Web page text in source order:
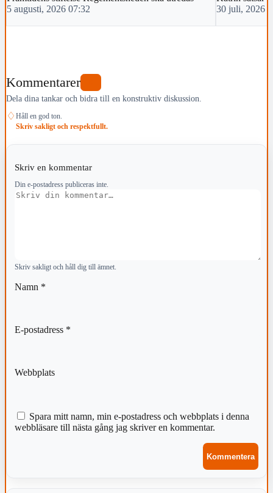
5 augusti, 2026 07:32
30 juli, 2026
Kommentarer
Dela dina tankar och bidra till en konstruktiv diskussion.
♢ Håll en god ton.
Skriv sakligt och respektfullt.
Skriv en kommentar
Din e-postadress publiceras inte.
Kommentar
Skriv sakligt och håll dig till ämnet.
Namn *
E-postadress *
Webbplats
Spara mitt namn, min e-postadress och webbplats i denna
webbläsare till nästa gång jag skriver en kommentar.